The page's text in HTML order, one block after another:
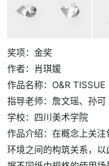
奖项：金奖
作者：肖琪媛
作品名称：O&R TISSUE
指导老师：詹文瑶、孙可
学校：四川美术学院
作品介绍：在概念上关
环境之间的构筑关系，